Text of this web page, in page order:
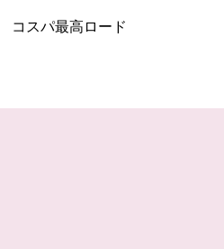
コスパ最高ロード